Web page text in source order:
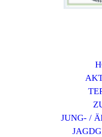
JUNG- /